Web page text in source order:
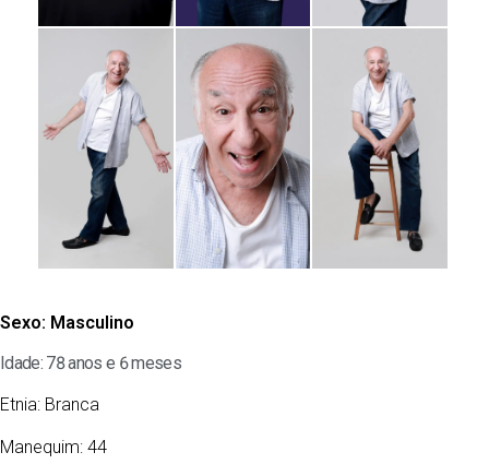
Sexo: Masculino
Idade: 78 anos e 6 meses
Etnia: Branca
Manequim: 44